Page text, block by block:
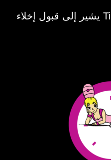
استخدامك لــ Time Genie يشير إلى قبول إخلاء